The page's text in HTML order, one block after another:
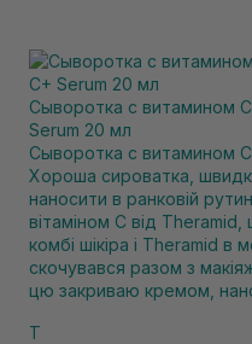
Сыворотка с витамином С
Serum 20 мл
Сыворотка с витамином С
Хороша сироватка,
наносити в ранковій
вітаміном С від
комбі шікіра і Theramid в
скочувався разом з
цю закриваю кремом,
Т